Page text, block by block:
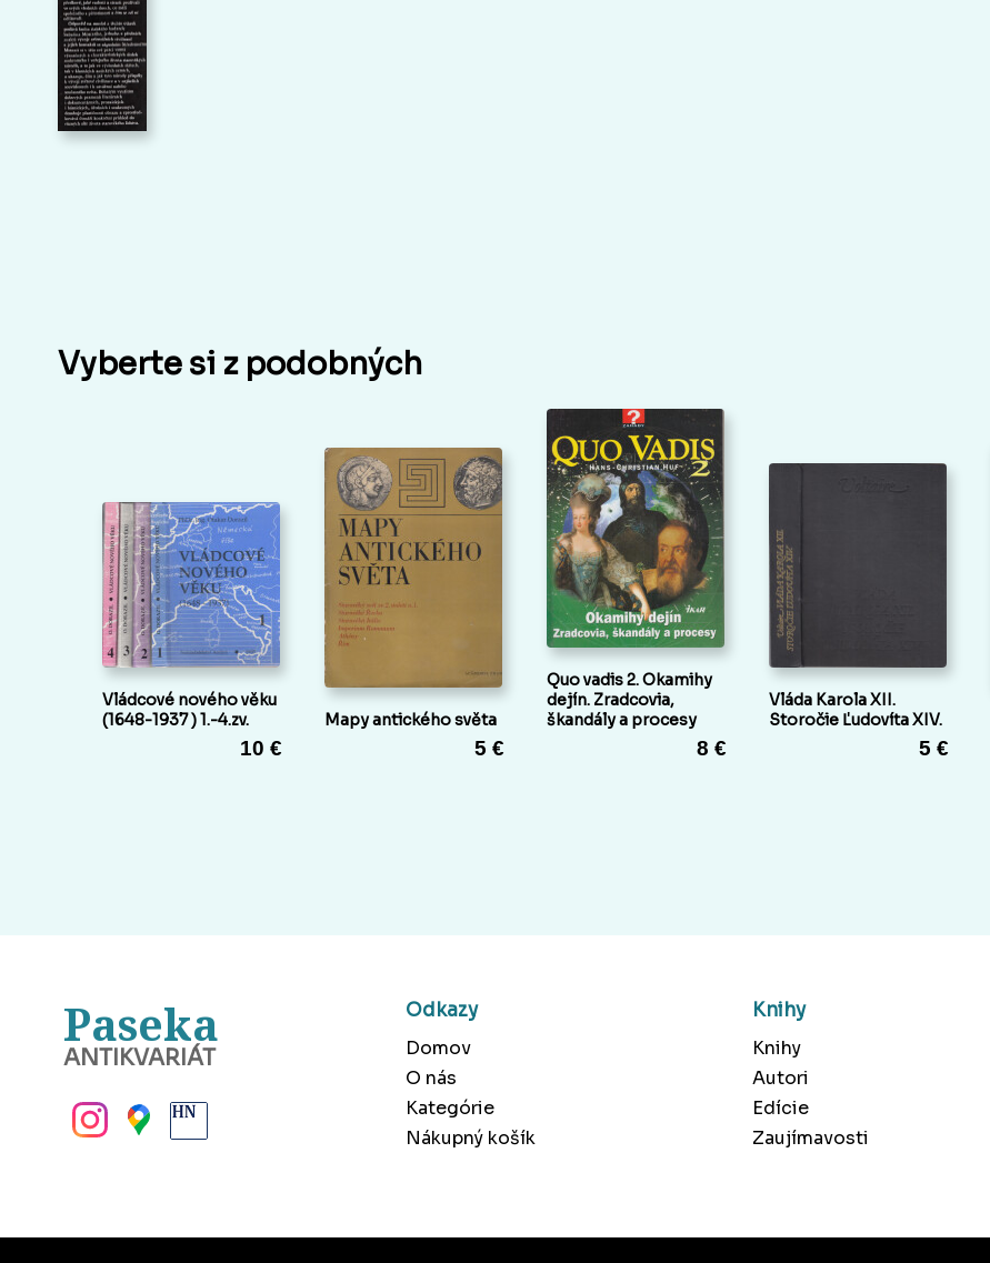
Vyberte si z podobných
Vládcové nového věku
(1648-1937 ) 1.-4.zv.
10 €
Mapy antického světa
5 €
Quo vadis 2. Okamihy
dejín. Zradcovia,
škandály a procesy
8 €
Vláda Karola XII.
Storočie Ľudovíta XIV.
5 €
Paseka
ANTIKVARIÁT
Odkazy
Domov
O nás
Kategórie
Nákupný košík
Knihy
Knihy
Autori
Edície
Zaujímavosti